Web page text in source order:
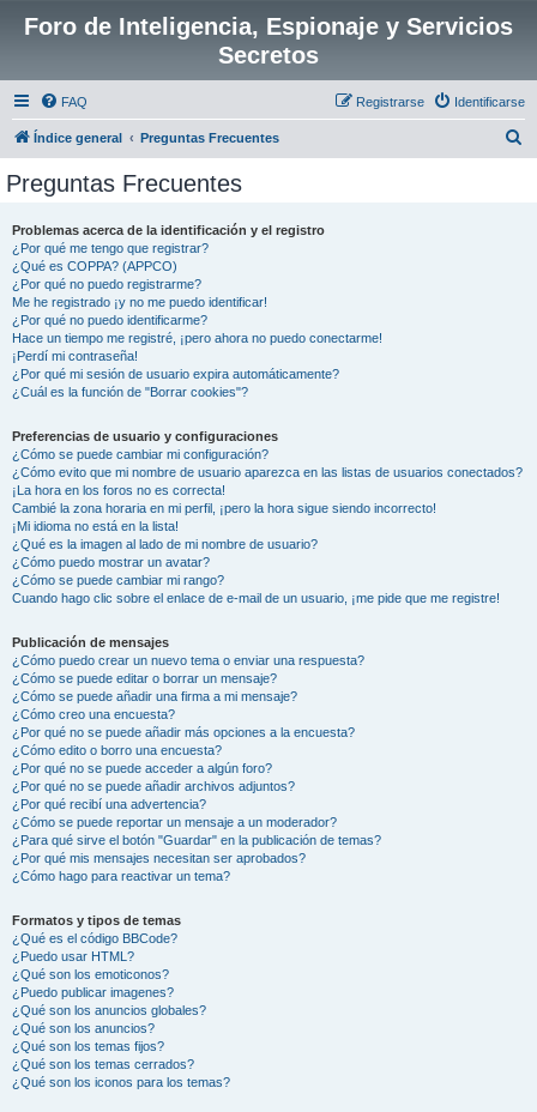
Foro de Inteligencia, Espionaje y Servicios
Secretos
FAQ Identificarse
Registrarse
Índice general Preguntas Frecuentes
Preguntas Frecuentes
Problemas acerca de la identificación y el registro
¿Por qué me tengo que registrar?
¿Qué es COPPA? (APPCO)
¿Por qué no puedo registrarme?
Me he registrado ¡y no me puedo identificar!
¿Por qué no puedo identificarme?
Hace un tiempo me registré, ¡pero ahora no puedo conectarme!
¡Perdí mi contraseña!
¿Por qué mi sesión de usuario expira automáticamente?
¿Cuál es la función de "Borrar cookies"?
Preferencias de usuario y configuraciones
¿Cómo se puede cambiar mi configuración?
¿Cómo evito que mi nombre de usuario aparezca en las listas de usuarios conectados?
¡La hora en los foros no es correcta!
Cambié la zona horaria en mi perfil, ¡pero la hora sigue siendo incorrecto!
¡Mi idioma no está en la lista!
¿Qué es la imagen al lado de mi nombre de usuario?
¿Cómo puedo mostrar un avatar?
¿Cómo se puede cambiar mi rango?
Cuando hago clic sobre el enlace de e-mail de un usuario, ¡me pide que me registre!
Publicación de mensajes
¿Cómo puedo crear un nuevo tema o enviar una respuesta?
¿Cómo se puede editar o borrar un mensaje?
¿Cómo se puede añadir una firma a mi mensaje?
¿Cómo creo una encuesta?
¿Por qué no se puede añadir más opciones a la encuesta?
¿Cómo edito o borro una encuesta?
¿Por qué no se puede acceder a algún foro?
¿Por qué no se puede añadir archivos adjuntos?
¿Por qué recibí una advertencia?
¿Cómo se puede reportar un mensaje a un moderador?
¿Para qué sirve el botón "Guardar" en la publicación de temas?
¿Por qué mis mensajes necesitan ser aprobados?
¿Cómo hago para reactivar un tema?
Formatos y tipos de temas
¿Qué es el código BBCode?
¿Puedo usar HTML?
¿Qué son los emoticonos?
¿Puedo publicar imagenes?
¿Qué son los anuncios globales?
¿Qué son los anuncios?
¿Qué son los temas fijos?
¿Qué son los temas cerrados?
¿Qué son los iconos para los temas?